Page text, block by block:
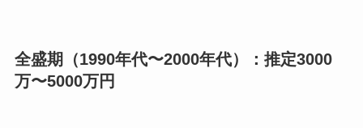
全盛期（1990年代〜2000年代）：推定3000
万〜5000万円